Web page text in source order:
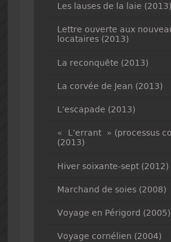
Les lauses de la laie (2013)
Lettre ouverte aux
locataires (2013)
La reconquête (2013)
La corvée de Jean (2013)
L’escapade (2013)
« L’errant » (processus
(2013)
Hiver soixante-sept (2012)
Marchand de soies (2008)
Voyage en Périgord (2005)
Voyage cornélien (2004)